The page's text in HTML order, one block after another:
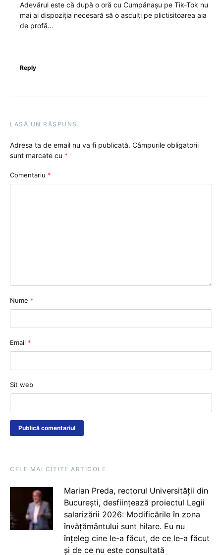
Adevărul este că după o oră cu Cumpănașu pe Tik-Tok nu
mai ai dispoziția necesară să o asculți pe plictisitoarea aia
de profă…
Reply
LASĂ UN RĂSPUNS
Adresa ta de email nu va fi publicată. Câmpurile obligatorii
sunt marcate cu *
Comentariu *
Nume *
Email *
Sit web
CELE MAI CITITE ARTICOLE
Marian Preda, rectorul Universității din
București, desființează proiectul Legii
salarizării 2026: Modificările în zona
învățământului sunt hilare. Eu nu
înțeleg cine le-a făcut, de ce le-a făcut
și de ce nu este consultată